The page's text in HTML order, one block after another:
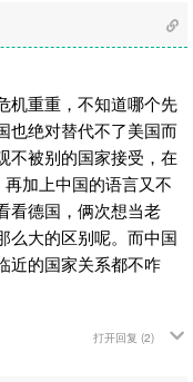
机重重，不知道哪个先
也绝对替代不了美国而
不被别的国家接受，在
加上中国的语言又不
看德国，俩次想当老
么大的区别呢。而中国
近的国家关系都不咋
打开回复 (2)